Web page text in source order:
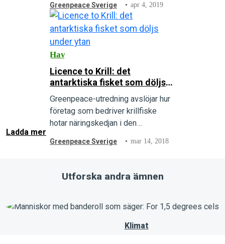
ledande marinbiologer kartlagt hur
vi kan skydda över…
Greenpeace Sverige apr 4, 2019
Hav
Licence to Krill: det
antarktiska fisket som döljs
under ytan
Greenpeace-utredning avslöjar hur
företag som bedriver krillfiske
hotar näringskedjan i den
expandera sin verksamhet in i
också fiskemetoder som kan
Greenpeace Sverige mar 14, 2018
Ladda mer
Utforska andra ämnen
Klimat